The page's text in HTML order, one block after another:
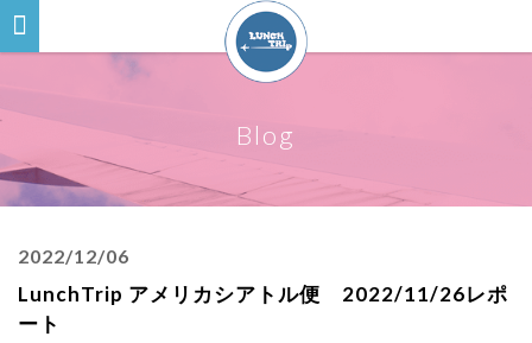
Blog
2022/12/06
LunchTrip アメリカシアトル便 2022/11/26レポ
ート